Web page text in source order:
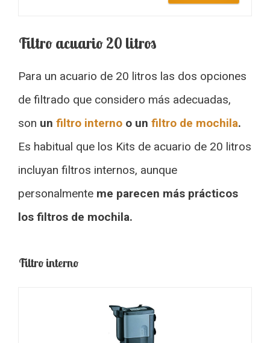
Filtro acuario 20 litros
Para un acuario de 20 litros las dos opciones
de filtrado que considero más adecuadas,
son un filtro interno o un filtro de mochila.
Es habitual que los Kits de acuario de 20 litros
incluyan filtros internos, aunque
personalmente me parecen más prácticos
los filtros de mochila.
Filtro interno